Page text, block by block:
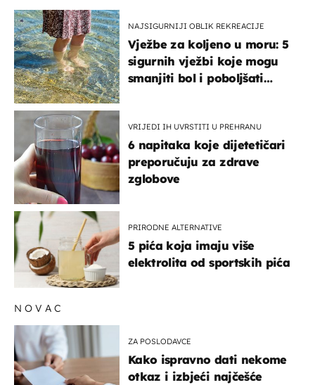
NAJSIGURNIJI OBLIK REKREACIJE
Vježbe za koljeno u moru: 5
sigurnih vježbi koje mogu
smanjiti bol i poboljšati
VRIJEDI IH UVRSTITI U PREHRANU
6 napitaka koje dijetetičari
preporučuju za zdrave
zglobove
PRIRODNE ALTERNATIVE
5 pića koja imaju više
elektrolita od sportskih pića
NOVAC
ZA POSLODAVCE
Kako ispravno dati nekome
otkaz i izbjeći najčešće